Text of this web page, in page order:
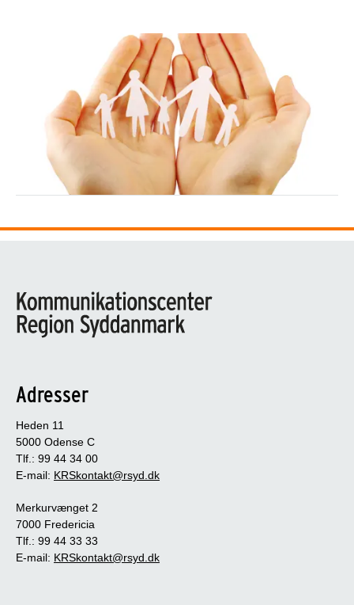
Adresser
Heden 11
5000 Odense C
Tlf.: 99 44 34 00
E-mail: KRSkontakt@rsyd.dk
Merkurvænget 2
7000 Fredericia
Tlf.: 99 44 33 33
E-mail: KRSkontakt@rsyd.dk